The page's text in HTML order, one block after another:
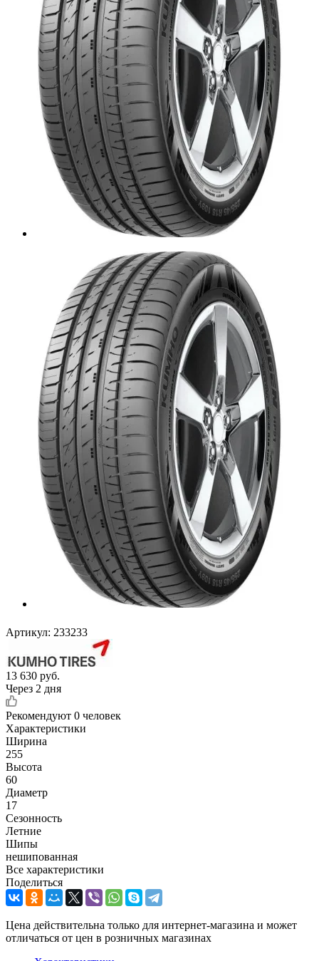
Артикул: 233233
13 630 руб.
Через 2 дня
Рекомендуют 0 человек
Характеристики
Ширина
255
Высота
60
Диаметр
17
Сезонность
Летние
Шипы
нешипованная
Все характеристики
Поделиться
Цена действительна только для интернет-магазина и может
отличаться от цен в розничных магазинах